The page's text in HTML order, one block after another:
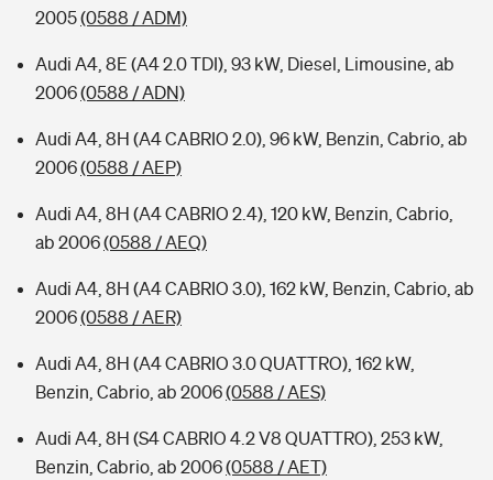
2005(0588 / ADM)
Audi A4, 8E (A4 2.0 TDI), 93 kW, Diesel, Limousine, ab
2006(0588 / ADN)
Audi A4, 8H (A4 CABRIO 2.0), 96 kW, Benzin, Cabrio, ab
2006(0588 / AEP)
Audi A4, 8H (A4 CABRIO 2.4), 120 kW, Benzin, Cabrio,
ab 2006(0588 / AEQ)
Audi A4, 8H (A4 CABRIO 3.0), 162 kW, Benzin, Cabrio, ab
2006(0588 / AER)
Audi A4, 8H (A4 CABRIO 3.0 QUATTRO), 162 kW,
Benzin, Cabrio, ab 2006(0588 / AES)
Audi A4, 8H (S4 CABRIO 4.2 V8 QUATTRO), 253 kW,
Benzin, Cabrio, ab 2006(0588 / AET)